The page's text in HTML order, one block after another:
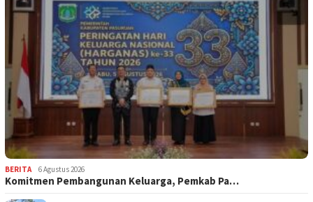
BERITA 6 Agustus 2026
Komitmen Pembangunan Keluarga, Pemkab Pa…